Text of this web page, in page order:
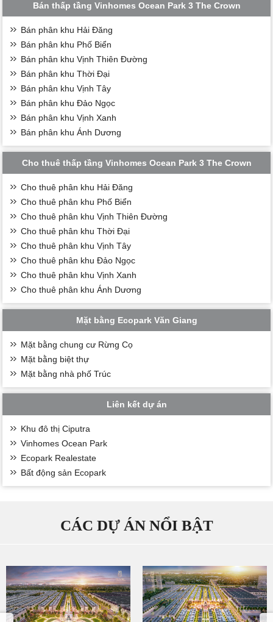
Bán thấp tầng Vinhomes Ocean Park 3 The Crown
Bán phân khu Hải Đăng
Bán phân khu Phố Biển
Bán phân khu Vịnh Thiên Đường
Bán phân khu Thời Đại
Bán phân khu Vịnh Tây
Bán phân khu Đảo Ngọc
Bán phân khu Vịnh Xanh
Bán phân khu Ánh Dương
Cho thuê thấp tầng Vinhomes Ocean Park 3 The Crown
Cho thuê phân khu Hải Đăng
Cho thuê phân khu Phố Biển
Cho thuê phân khu Vịnh Thiên Đường
Cho thuê phân khu Thời Đại
Cho thuê phân khu Vịnh Tây
Cho thuê phân khu Đảo Ngọc
Cho thuê phân khu Vịnh Xanh
Cho thuê phân khu Ánh Dương
Mặt bằng Ecopark Văn Giang
Mặt bằng chung cư Rừng Cọ
Mặt bằng biệt thự
Mặt bằng nhà phố Trúc
Liên kết dự án
Khu đô thị Ciputra
Vinhomes Ocean Park
Ecopark Realestate
Bất động sản Ecopark
CÁC DỰ ÁN NỔI BẬT